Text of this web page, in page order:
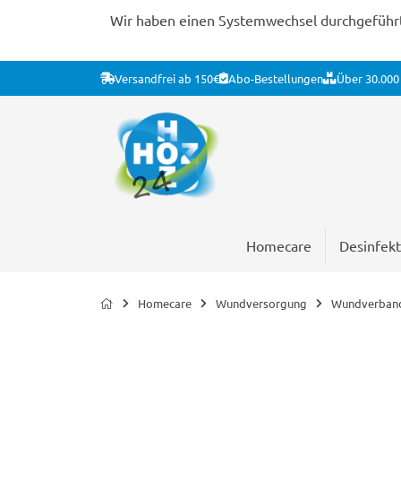
Wir haben einen Systemwechsel
Versandfrei ab 150€ Abo-Bestellungen Über
Homecare
Homecare Wundversorgung